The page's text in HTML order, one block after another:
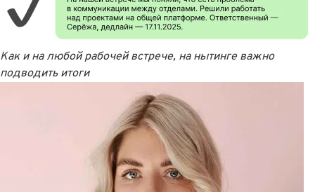
Как и на любой рабочей встрече, на нытинге важно
подводить итоги